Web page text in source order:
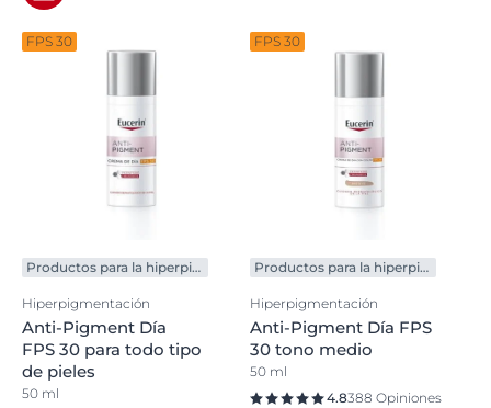
FPS 30
Productos para la hiperpigmentación
Hiperpigmentación
Anti-Pigment Día
FPS 30 para todo tipo
de pieles
50 ml
FPS 30
Productos para la hiperpigmentación
Hiperpigmentación
Anti-Pigment Día FPS
30 tono medio
50 ml
4.8388 Opiniones